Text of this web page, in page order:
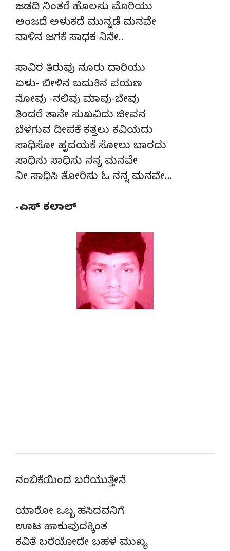
ಜಡದಿ ನಿಂತರೆ ಹೊಲಸು ಮೊರಿಯು
ಅಂಜದೆ ಅಳುಕದೆ ಮುನ್ನಡೆ ಮನವೇ
ನಾಳಿನ ಜಗಕೆ ಸಾಧಕ ನಿನೇ..
ಸಾವಿರ ತಿರುವು ನೂರು ದಾರಿಯು
ಏಳು- ಬೀಳಿನ ಬದುಕಿನ ಪಯಣ
ನೋವು -ನಲಿವು ಮಾವು-ಬೇವು
ತಿಂದರೆ ತಾನೇ ಸುಖವಿದು ಜೀವನ
ಬೆಳಗುವ ದೀಪಕೆ ಕತ್ತಲು ಕವಿಯದು
ಸಾಧಿಸೋ ಹೃದಯಕೆ ಸೋಲು ಬಾರದು
ಸಾಧಿಸು ಸಾಧಿಸು ನನ್ನ ಮನವೇ
ನೀ ಸಾಧಿಸಿ ತೋರಿಸು ಓ ನನ್ನ ಮನವೇ…
-ಎಸ್ ಕಲಾಲ್
ನಂಬಿಕೆಯಿಂದ ಬರೆಯುತ್ತೇನೆ
ಯಾರೋ ಒಬ್ಬ ಹಸಿದವನಿಗೆ
ಊಟ ಹಾಕುವುದಕ್ಕಿಂತ
ಕವಿತೆ ಬರೆಯೋದೇ ಬಹಳ ಮುಖ್ಯ